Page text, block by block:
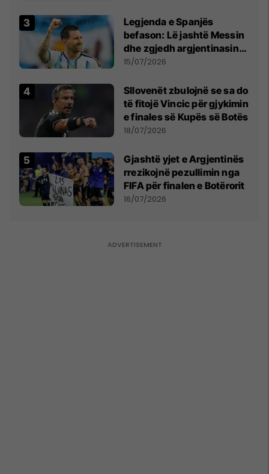
Legjenda e Spanjës
befason: Lë jashtë Messin
dhe zgjedh argjentinasin
më të mirë në botë
15/07/2026
Sllovenët zbulojnë se sa do
të fitojë Vincic për gjykimin
e finales së Kupës së Botës
18/07/2026
Gjashtë yjet e Argjentinës
rrezikojnë pezullimin nga
FIFA për finalen e Botërorit
16/07/2026